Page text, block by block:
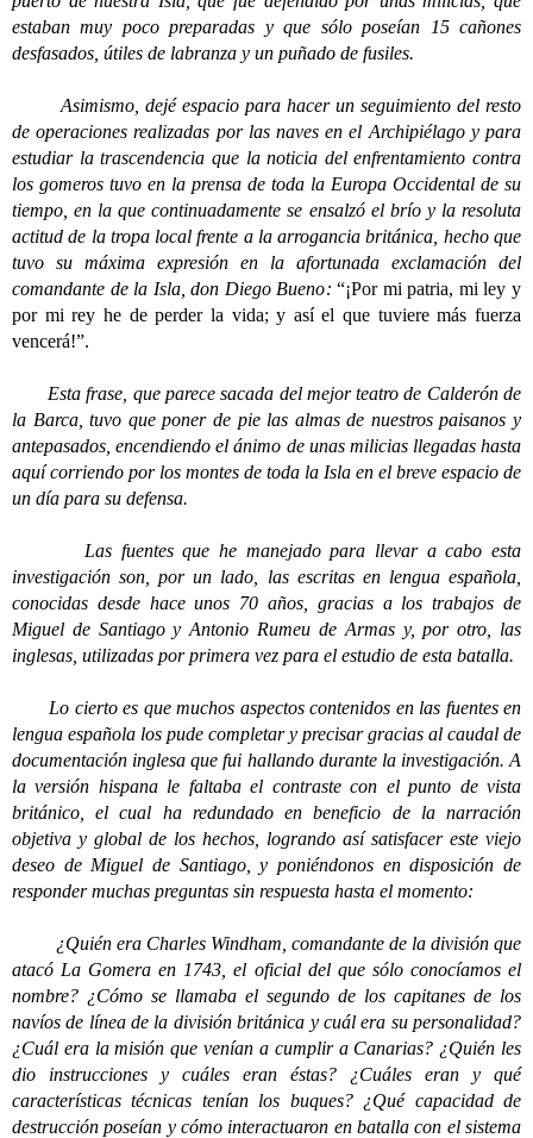
estaban muy poco preparadas y que sólo poseían 15 cañones
desfasados, útiles de labranza y un puñado de fusiles.
Asimismo, dejé espacio para hacer un seguimiento del resto
de operaciones realizadas por las naves en el Archipiélago y para
estudiar la trascendencia que la noticia del enfrentamiento contra
los gomeros tuvo en la prensa de toda la Europa Occidental de su
tiempo, en la que continuadamente se ensalzó el brío y la resoluta
actitud de la tropa local frente a la arrogancia británica, hecho que
tuvo su máxima expresión en la afortunada exclamación del
comandante de la Isla, don Diego Bueno:“¡Por mi patria, mi ley y
por mi rey he de perder la vida; y así el que tuviere más fuerza
vencerá!”.
Esta frase, que parece sacada del mejor teatro de Calderón de
la Barca, tuvo que poner de pie las almas de nuestros paisanos y
antepasados, encendiendo el ánimo de unas milicias llegadas hasta
aquí corriendo por los montes de toda la Isla en el breve espacio de
un día para su defensa.
Las fuentes que he manejado para llevar a cabo esta
investigación son, por un lado, las escritas en lengua española,
conocidas desde hace unos 70 años, gracias a los trabajos de
Miguel de Santiago y Antonio Rumeu de Armas y, por otro, las
inglesas, utilizadas por primera vez para el estudio de esta batalla.
Lo cierto es que muchos aspectos contenidos en las fuentes en
lengua española los pude completar y precisar gracias al caudal de
documentación inglesa que fui hallando durante la investigación. A
la versión hispana le faltaba el contraste con el punto de vista
británico, el cual ha redundado en beneficio de la narración
objetiva y global de los hechos, logrando así satisfacer este viejo
deseo de Miguel de Santiago, y poniéndonos en disposición de
responder muchas preguntas sin respuesta hasta el momento:
¿Quién era Charles Windham, comandante de la división que
atacó La Gomera en 1743, el oficial del que sólo conocíamos el
nombre? ¿Cómo se llamaba el segundo de los capitanes de los
navíos de línea de la división británica y cuál era su personalidad?
¿Cuál era la misión que venían a cumplir a Canarias? ¿Quién les
dio instrucciones y cuáles eran éstas? ¿Cuáles eran y qué
características técnicas tenían los buques? ¿Qué capacidad de
destrucción poseían y cómo interactuaron en batalla con el sistema